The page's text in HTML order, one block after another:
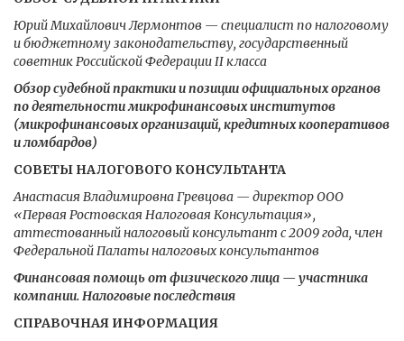
Юрий Михайлович Лермонтов — специалист по налоговому
и бюджетному законодательству, государственный
советник Российской Федерации II класса
Обзор судебной практики и позиции официальных органов
по деятельности микрофинансовых институтов
(микрофинансовых организаций, кредитных кооперативов
и ломбардов)
СОВЕТЫ НАЛОГОВОГО КОНСУЛЬТАНТА
Анастасия Владимировна Гревцова — директор ООО
«Первая Ростовская Налоговая Консультация»,
аттестованный налоговый консультант с 2009 года, член
Федеральной Палаты налоговых консультантов
Финансовая помощь от физического лица — участника
компании. Налоговые последствия
СПРАВОЧНАЯ ИНФОРМАЦИЯ